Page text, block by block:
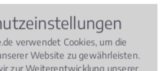
zu Arbeitsrecht
(Update 08.07.2026)
verwendet Cookies, um die
Website zu gewährleisten.
zur Weiterentwicklung unserer